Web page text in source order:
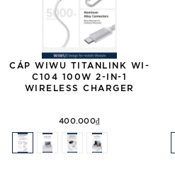
CÁP WIWU TITANLINK WI-
C104 100W 2-IN-1
WIRELESS CHARGER
400.000₫